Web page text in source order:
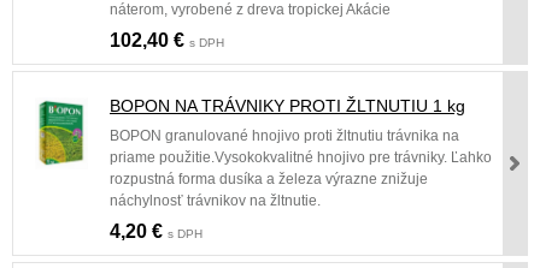
náterom, vyrobené z dreva tropickej Akácie
102,40 € s DPH
BOPON NA TRÁVNIKY PROTI ŽLTNUTIU 1 kg
BOPON granulované hnojivo proti žltnutiu trávnika na
priame použitie.Vysokokvalitné hnojivo pre trávniky. Ľahko
rozpustná forma dusíka a železa výrazne znižuje
náchylnosť trávnikov na žltnutie.
4,20 € s DPH